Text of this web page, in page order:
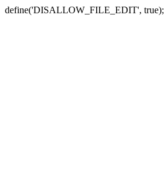
define('DISALLOW_FILE_EDIT',